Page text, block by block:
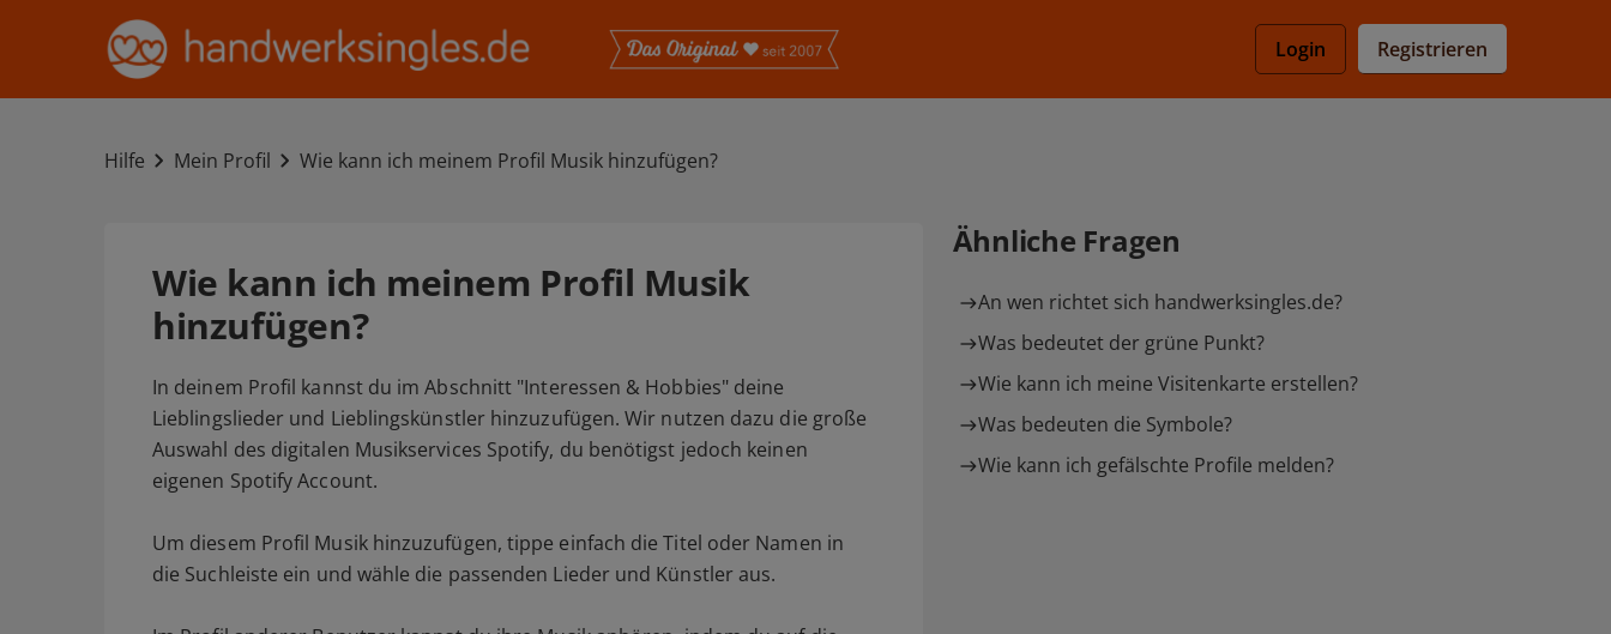
Login Registrieren
Hilfe Mein Profil Wie kann ich meinem Profil Musik hinzufügen?
Wie kann ich meinem Profil Musik
hinzufügen?
In deinem Profil kannst du im Abschnitt "Interessen & Hobbies" deine
Lieblingslieder und Lieblingskünstler hinzuzufügen. Wir nutzen dazu die große
Auswahl des digitalen Musikservices Spotify, du benötigst jedoch keinen
eigenen Spotify Account.
Um diesem Profil Musik hinzuzufügen, tippe einfach die Titel oder Namen in
die Suchleiste ein und wähle die passenden Lieder und Künstler aus.
Ähnliche Fragen
An wen richtet sich handwerksingles.de?
Was bedeutet der grüne Punkt?
Wie kann ich meine Visitenkarte erstellen?
Was bedeuten die Symbole?
Wie kann ich gefälschte Profile melden?